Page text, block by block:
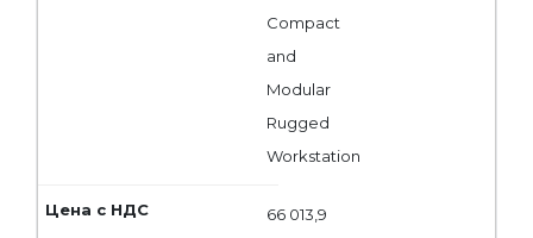
Compact
and
Modular
Rugged
Workstation
66 013,9